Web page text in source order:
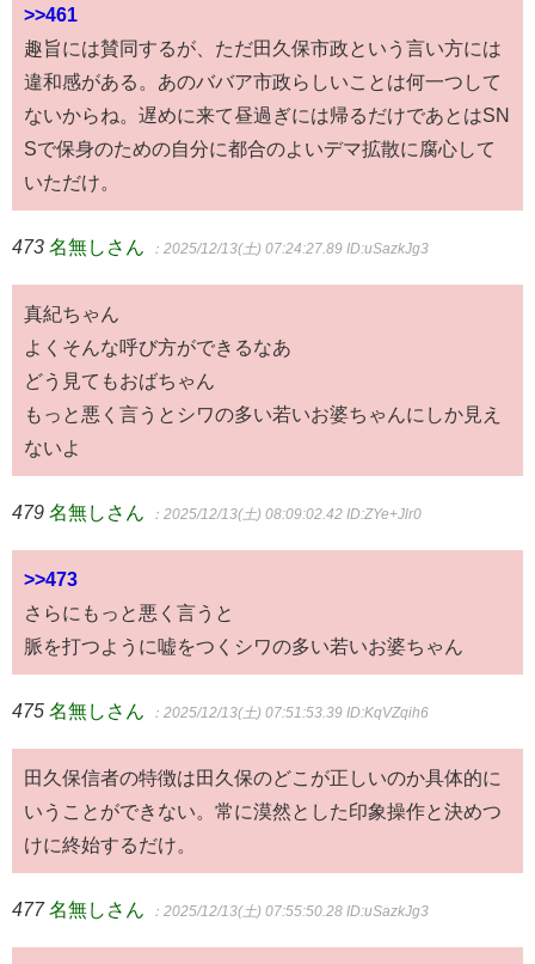
>>461
趣旨には賛同するが、ただ田久保市政という言い方には
違和感がある。あのババア市政らしいことは何一つして
ないからね。遅めに来て昼過ぎには帰るだけであとはSN
Sで保身のための自分に都合のよいデマ拡散に腐心して
いただけ。
473 名無しさん ：2025/12/13(土) 07:24:27.89 ID:uSazkJg3
真紀ちゃん
よくそんな呼び方ができるなあ
どう見てもおばちゃん
もっと悪く言うとシワの多い若いお婆ちゃんにしか見え
ないよ
479 名無しさん ：2025/12/13(土) 08:09:02.42 ID:ZYe+Jlr0
>>473
さらにもっと悪く言うと
脈を打つように嘘をつくシワの多い若いお婆ちゃん
475 名無しさん ：2025/12/13(土) 07:51:53.39 ID:KqVZqih6
田久保信者の特徴は田久保のどこが正しいのか具体的に
いうことができない。常に漠然とした印象操作と決めつ
けに終始するだけ。
477 名無しさん ：2025/12/13(土) 07:55:50.28 ID:uSazkJg3